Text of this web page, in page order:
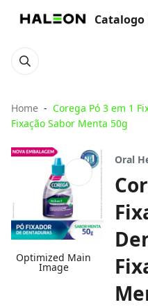
Catalogo
Home
Corega Pó 3 em 1
Fixação Sabor Menta 50g
Optimized Main
Image
Oral